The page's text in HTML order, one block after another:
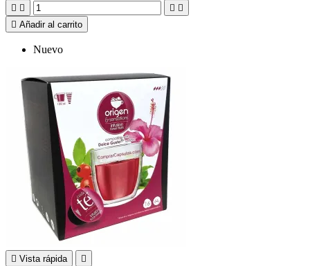
   
 Añadir al carrito
Nuevo
 Vista rápida 